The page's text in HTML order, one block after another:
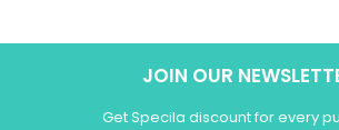
JOIN OUR
Get Specila discount for every